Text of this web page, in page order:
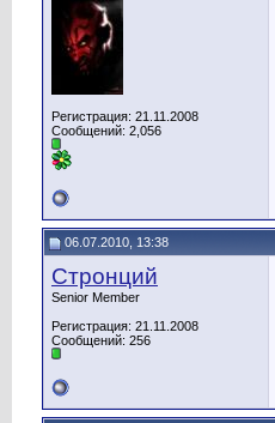
Регистрация: 21.11.2008
Сообщений: 2,056
06.07.2010, 13:38
Стронций
Senior Member
Регистрация: 21.11.2008
Сообщений: 256